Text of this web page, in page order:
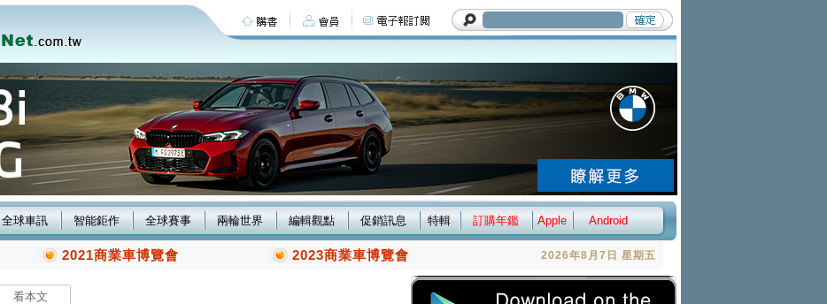
全球車訊 智能鉅作 全球賽事 兩輪世界 編輯觀點 促銷訊息 特輯 訂購年鑑 Apple Android
2021商業車博覽會 2023商業車博覽會 2026年8月7日 星期五
看本文